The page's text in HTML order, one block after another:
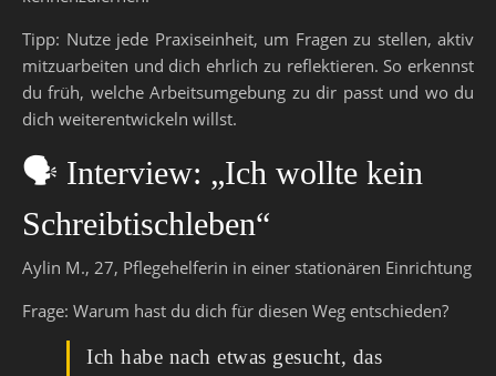
Tipp: Nutze jede Praxiseinheit, um Fragen zu stellen, aktiv
mitzuarbeiten und dich ehrlich zu reflektieren. So erkennst
du früh, welche Arbeitsumgebung zu dir passt und wo du
dich weiterentwickeln willst.
🗣️ Interview: „Ich wollte kein
Schreibtischleben“
Aylin M., 27, Pflegehelferin in einer stationären Einrichtung
Frage: Warum hast du dich für diesen Weg entschieden?
Ich habe nach etwas gesucht, das